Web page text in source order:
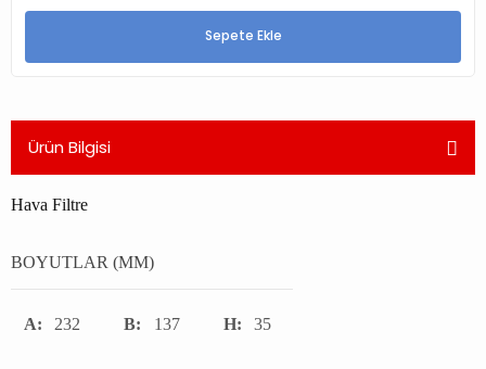
Sepete Ekle
Ürün Bilgisi
Hava Filtre
BOYUTLAR (MM)
A: 232 B: 137 H: 35